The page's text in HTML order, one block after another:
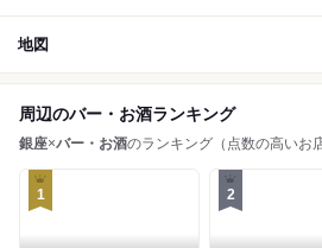
地図
周辺のバー・お酒ランキング
銀座×バー・お酒のランキング（点数の高いお
1 2